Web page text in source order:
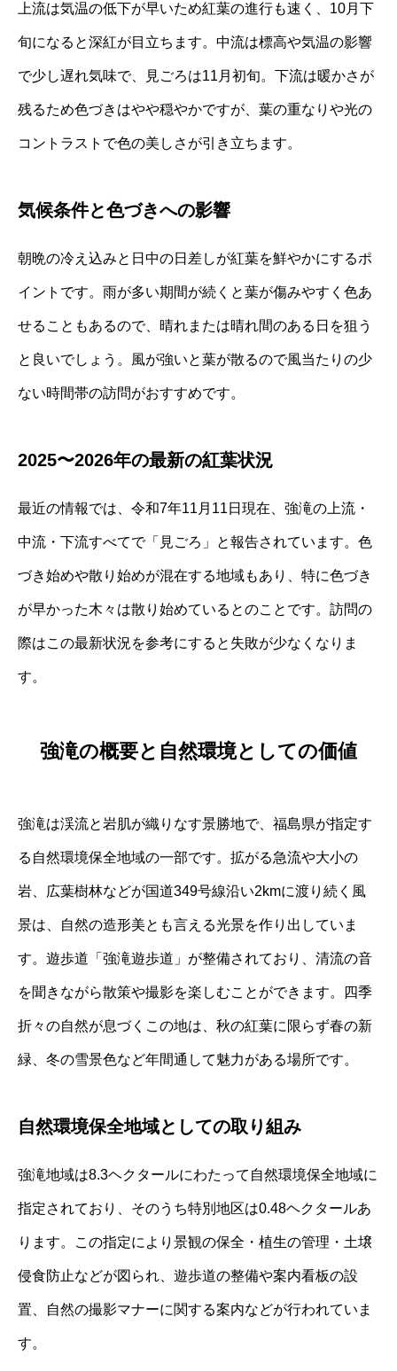
上流は気温の低下が早いため紅葉の進行も速く、10月下
旬になると深紅が目立ちます。中流は標高や気温の影響
で少し遅れ気味で、見ごろは11月初旬。下流は暖かさが
残るため色づきはやや穏やかですが、葉の重なりや光の
コントラストで色の美しさが引き立ちます。
気候条件と色づきへの影響
朝晩の冷え込みと日中の日差しが紅葉を鮮やかにするポ
イントです。雨が多い期間が続くと葉が傷みやすく色あ
せることもあるので、晴れまたは晴れ間のある日を狙う
と良いでしょう。風が強いと葉が散るので風当たりの少
ない時間帯の訪問がおすすめです。
2025〜2026年の最新の紅葉状況
最近の情報では、令和7年11月11日現在、強滝の上流・
中流・下流すべてで「見ごろ」と報告されています。色
づき始めや散り始めが混在する地域もあり、特に色づき
が早かった木々は散り始めているとのことです。訪問の
際はこの最新状況を参考にすると失敗が少なくなりま
す。
強滝の概要と自然環境としての価値
強滝は渓流と岩肌が織りなす景勝地で、福島県が指定す
る自然環境保全地域の一部です。拡がる急流や大小の
岩、広葉樹林などが国道349号線沿い2kmに渡り続く風
景は、自然の造形美とも言える光景を作り出していま
す。遊歩道「強滝遊歩道」が整備されており、清流の音
を聞きながら散策や撮影を楽しむことができます。四季
折々の自然が息づくこの地は、秋の紅葉に限らず春の新
緑、冬の雪景色など年間通して魅力がある場所です。
自然環境保全地域としての取り組み
強滝地域は8.3ヘクタールにわたって自然環境保全地域に
指定されており、そのうち特別地区は0.48ヘクタールあ
ります。この指定により景観の保全・植生の管理・土壌
侵食防止などが図られ、遊歩道の整備や案内看板の設
置、自然の撮影マナーに関する案内などが行われていま
す。